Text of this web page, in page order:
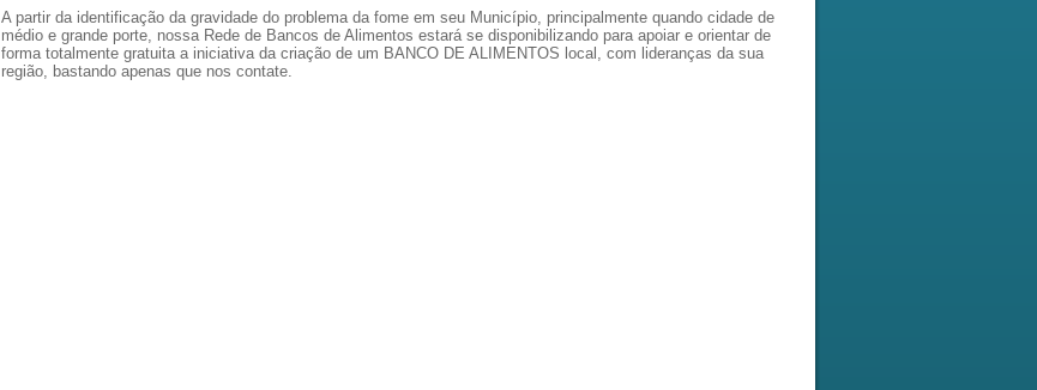
A partir da identificação da gravidade do problema da fome em seu Município, principalmente quando cidade de
médio e grande porte, nossa Rede de Bancos de Alimentos estará se disponibilizando para apoiar e orientar de
forma totalmente gratuita a iniciativa da criação de um BANCO DE ALIMENTOS local, com lideranças da sua
região, bastando apenas que nos contate.